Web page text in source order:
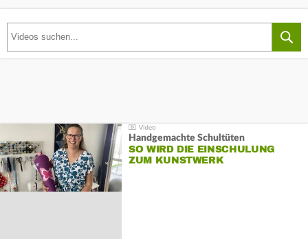
Handgemachte Schultüten
SO WIRD DIE EINSCHULUNG
ZUM KUNSTWERK